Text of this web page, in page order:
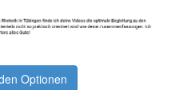
Optionen